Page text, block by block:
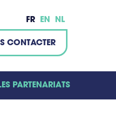
FR EN NL
CONTACTER
LES PARTENARIATS